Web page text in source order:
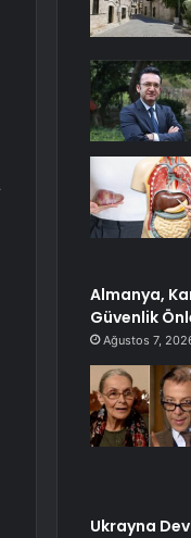
Almanya,
Güvenlik
Ağustos 7,
Ukrayna